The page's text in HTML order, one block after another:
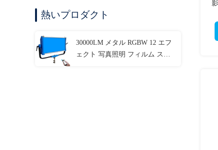
熱いプロダクト
30000LM メタル RGBW 12 エフ
ェクト 写真照明 フィルム スタ